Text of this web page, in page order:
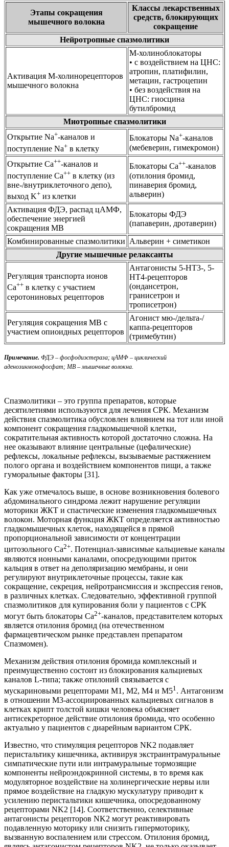
Этапы сокращения
мышечного волокна
Классы лекарственных
средств, блокирующих
сокращение
Нейротропные спазмолитики
Активация М-холинорецепторов
мышечного волокна
М-холиноблокаторы
• с воздействием на ЦНС:
атропин, платифилин,
метацин, гастроцепин
• без воздействия на
ЦНС: гиосцина
бутилбромид
Миотропные спазмолитики
Открытие Na+-каналов и
поступление Na+ в клетку
Блокаторы Na+-каналов
(мебеверин, гимекромон)
Открытие Ca++-каналов и
поступление Ca++ в клетку (из
вне-/внутриклеточного депо),
выход K+ из клетки
Блокаторы Ca++-каналов
(отилония бромид,
пинаверия бромид,
альверин)
Активация ФДЭ, распад цАМФ,
обеспечение энергией
сокращения МВ
Блокаторы ФДЭ
(папаверин, дротаверин)
Комбинированные спазмолитики Альверин + симетикон
Другие мышечные релаксанты
Регуляция транспорта ионов
Ca++ в клетку с участием
серотониновых рецепторов
Антагонисты 5-НT3-, 5-
НT4-рецепторов
(ондансетрон,
гранисетрон и
трописетрон)
Регуляция сокращения МВ с
участием опиоидных рецепторов
Агонист мю-/дельта-/
каппа-рецепторов
(тримебутин)
Примечание. ФДЭ – фосфодиэстераза; цАМФ – циклический
аденозинмонофосфат; МВ – мышечные волокна.
Спазмолитики – это группа препаратов, которые
десятилетиями используются для лечения СРК. Механизм
действия спазмолитика обусловлен влиянием на тот или иной
компонент сокращения гладкомышечной клетки,
сократительная активность которой достаточно сложна. На
нее оказывают влияние центральные (цефалические)
рефлексы, локальные рефлексы, вызываемые растяжением
полого органа и воздействием компонентов пищи, а также
гуморальные факторы [31].
Как уже отмечалось выше, в основе возникновения болевого
абдоминального синдрома лежит нарушение регуляции
моторики ЖКТ и спастические изменения гладкомышечных
волокон. Моторная функция ЖКТ определяется активностью
гладкомышечных клеток, находящейся в прямой
пропорциональной зависимости от концентрации
цитозольного Са2+. Потенциал-зависимые кальциевые каналы
являются ионными каналами, опосредующими приток
кальция в ответ на деполяризацию мембраны, и они
регулируют внутриклеточные процессы, такие как
сокращение, секреция, нейротрансмиссия и экспрессия генов,
в различных клетках. Следовательно, эффективной группой
спазмолитиков для купирования боли у пациентов с СРК
могут быть блокаторы Са2+-каналов, представителем которых
является отилония бромид (на отечественном
фармацевтическом рынке представлен препаратом
Спазмомен).
Механизм действия отилония бромида комплексный и
преимущественно состоит из блокирования кальциевых
каналов L-типа; также отилоний связывается с
мускариновыми рецепторами М1, М2, М4 и М51 . Антагонизм
в отношении М3-ассоциированных кальциевых сигналов в
клетках крипт толстой кишки человека объясняет
антисекреторное действие отилония бромида, что особенно
актуально у пациентов с диарейным вариантом СРК.
Известно, что стимуляция рецепторов NK2 подавляет
перистальтику кишечника, активируя экстраинтрамуральные
симпатические пути или интрамуральные тормозящие
компоненты нейроэндокринной системы, в то время как
модуляторное воздействие на холинергические нервы или
прямое воздействие на гладкую мускулатуру приводит к
усилению перистальтики кишечника, опосредованному
рецепторами NK2 [14]. Соответственно, селективные
антагонисты рецепторов NK2 могут реактивировать
подавленную моторику или снизить гипермоторику,
вызванную воспалением или стрессом. Отилония бромид,